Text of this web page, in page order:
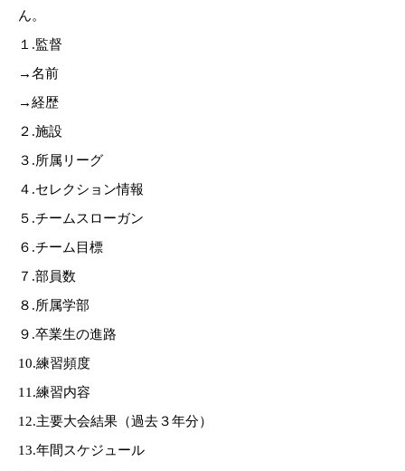
ん。
１.監督
→名前
→経歴
２.施設
３.所属リーグ
４.セレクション情報
５.チームスローガン
６.チーム目標
７.部員数
８.所属学部
９.卒業生の進路
10.練習頻度
11.練習内容
12.主要大会結果（過去３年分）
13.年間スケジュール